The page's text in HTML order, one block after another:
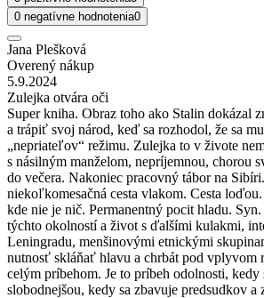
0 negatívne hodnotenia0
Jana Plešková
Overený nákup
5.9.2024
Zulejka otvára oči
Super kniha. Obraz toho ako Stalin dokázal
a trápiť svoj národ, keď sa rozhodol, že sa
„nepriateľov“ režimu. Zulejka to v živote
s násilným manželom, nepríjemnou, chorou
do večera. Nakoniec pracovný tábor na
niekoľkomesačná cesta vlakom. Cesta
kde nie je nič. Permanentný pocit hladu.
týchto okolností a život s ďalšími kulakmi,
Leningradu, menšinovými etnickými
nutnosť skláňať hlavu a chrbát pod vplyvom
celým príbehom. Je to príbeh odolnosti, kedy
slobodnejšou, kedy sa zbavuje predsudkov a